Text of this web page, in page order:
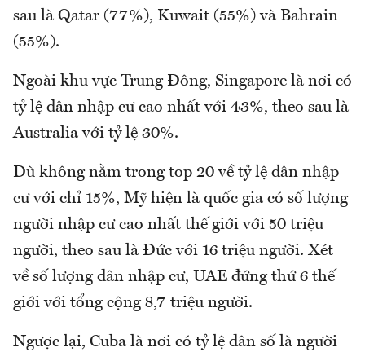
sau là Qatar (77%), Kuwait (55%) và Bahrain
(55%).
Ngoài khu vực Trung Đông, Singapore là nơi có
tỷ lệ dân nhập cư cao nhất với 43%, theo sau là
Australia với tỷ lệ 30%.
Dù không nằm trong top 20 về tỷ lệ dân nhập
cư với chỉ 15%, Mỹ hiện là quốc gia có số lượng
người nhập cư cao nhất thế giới với 50 triệu
người, theo sau là Đức với 16 triệu người. Xét
về số lượng dân nhập cư, UAE đứng thứ 6 thế
giới với tổng cộng 8,7 triệu người.
Ngược lại, Cuba là nơi có tỷ lệ dân số là người